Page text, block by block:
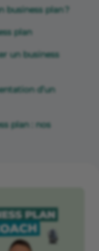
business plan ?
plan
un business
d’un
plan : nos